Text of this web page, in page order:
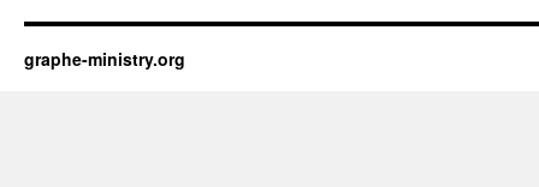
graphe-ministry.org